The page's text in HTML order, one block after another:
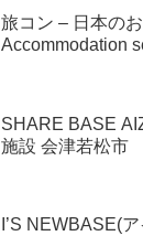
旅コン – 日本の
Accommodation
SHARE BASE
施設 会津若松市
I’S NEWBASE(